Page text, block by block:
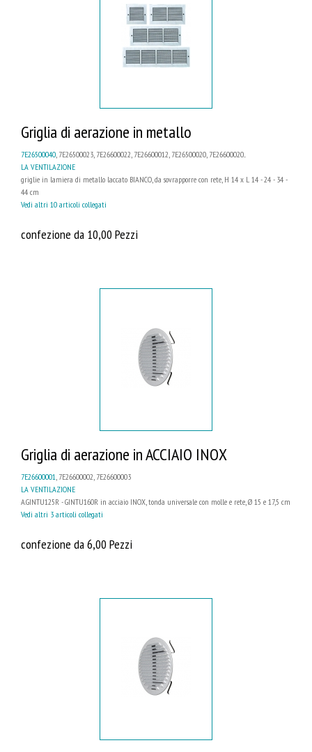
Griglia di aerazione in metallo
7E26500040, 7E26500023, 7E26600022, 7E26600012, 7E26500020, 7E26600020...
LA VENTILAZIONE
griglie in lamiera di metallo laccato BIANCO, da sovrapporre con rete, H 14 x L 14 - 24 - 34 -
44 cm
Vedi altri 10 articoli collegati
confezione da 10,00 Pezzi
Griglia di aerazione in ACCIAIO INOX
7E26600001 , 7E26600002, 7E26600003
LA VENTILAZIONE
A.GINTU125R - GINTU160R in acciaio INOX, tonda universale con molle e rete, Ø 15 e 17,5 cm
Vedi altri 3 articoli collegati
confezione da 6,00 Pezzi